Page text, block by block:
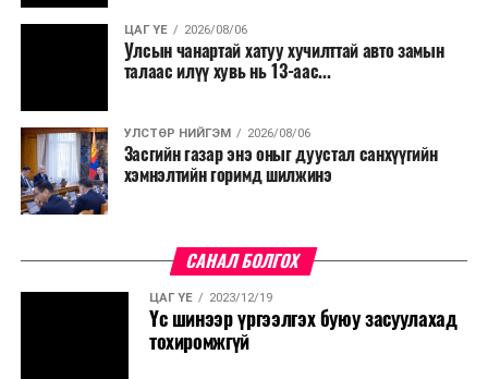
сургалтыг цахим хэлбэрт шилжүүлэх, төрийн албан
хаагчдыг зарим өдрүүдэд цахимаар ажиллуулах арга
хэмжээг үргэлжлүүлэхийг үүрэг болголоо.
Төсвийн сахилга бат сайжирч, эдийн засгийн нөхцөл
байдал хэвийн болсон тохиолдолд эдгээр
хязгаарлалтыг үе шаттайгаар сулруулах юм.
ЦАГ ҮЕ 2026/08/06
Улсын чанартай хатуу хучилттай авто замын
талаас илүү хувь нь 13-аас...
УЛСТӨР НИЙГЭМ 2026/08/06
Засгийн газар энэ оныг дуустал санхүүгийн
хэмнэлтийн горимд шилжинэ
САНАЛ БОЛГОХ
ЦАГ ҮЕ 2023/12/19
Үс шинээр үргээлгэх буюу засуулахад
тохиромжгүй